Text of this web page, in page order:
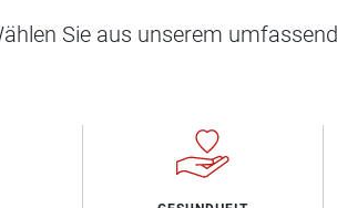
Sie aus unserem